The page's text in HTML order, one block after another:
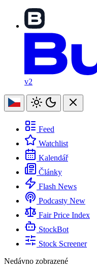
v2
Feed
Watchlist
Kalendář
Články
Flash News
Podcasty New
Fair Price Index
StockBot
Stock Screener
Nedávno zobrazené